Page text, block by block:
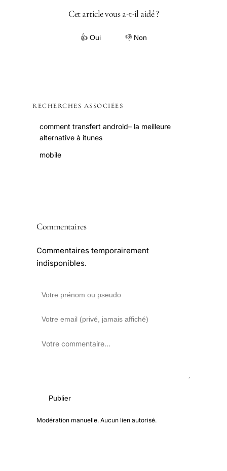
Cet article vous a-t-il aidé ?
👍 Oui 👎 Non
RECHERCHES ASSOCIÉES
comment transfert android– la meilleure
alternative à itunes
mobile
Commentaires
Commentaires temporairement
indisponibles.
Publier
Modération manuelle. Aucun lien autorisé.